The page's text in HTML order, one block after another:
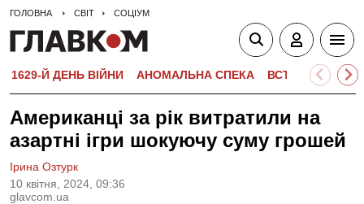
ГОЛОВНА СВІТ СОЦІУМ
1629-Й ДЕНЬ ВІЙНИ АНОМАЛЬНА СПЕКА ВСТУПНА
Американці за рік витратили на
азартні ігри шокуючу суму грошей
10 квiтня, 2024, 09:36
glavcom.ua
Ірина Озтурк